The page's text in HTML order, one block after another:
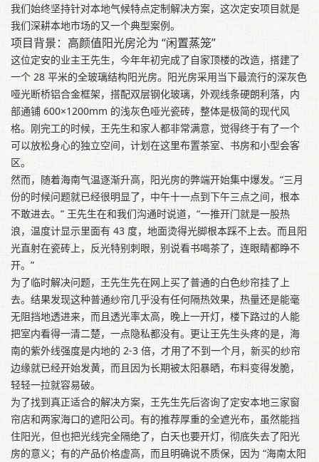
我们始终坚持针对本地气候特点定制解决方案，这次定安项目就是
我们深耕本地市场的又一个典型案例。
项目背景：高颜值阳光房沦为 “闲置蒸笼”
这位定安的业主王先生，今年年初完成了自家顶楼的改造，搭建了
一个 28 平米的全玻璃结构阳光房。阳光房采用当下最流行的深灰色
哑光断桥铝合金框架，搭配双层钢化玻璃，外观线条硬朗利落，内
部通铺 600×1200mm 的浅灰色哑光瓷砖，整体是极简的现代风
格。刚完工的时候，王先生和家人都非常满意，觉得终于有了一个
可以放松身心的独立空间，计划在这里布置茶室、书房和小型会客
区。
然而，随着海南气温逐渐升高，阳光房的弊端开始集中爆发。“三月
份的时候问题就已经很明显了，中午十一点到下午三点之间，根本
不敢进去。” 王先生在和我们沟通时说道，“一推开门就是一股热
浪，温度计显示里面有 43 度，地面烫得光脚根本踩不上去。而且阳
光直射在瓷砖上，反光特别刺眼，别说看书喝茶了，连眼睛都睁不
开。”
为了临时解决问题，王先生先在网上买了普通的白色纱帘挂了上
去。结果发现这种普通纱帘几乎没有任何隔热效果，热量还是能毫
无阻挡地透进来，而且透光率太高，晚上一开灯，楼下路过的人能
把室内看得一清二楚，一点隐私都没有。更让王先生头疼的是，海
南的紫外线强度是内地的 2-3 倍，才用了不到一个月，新买的纱帘
边缘就已经开始发黄，而且因为长期被太阳暴晒，布料变得发脆，
轻轻一拉就容易破。
为了找到真正适合的解决方案，王先生先后咨询了定安本地三家窗
帘店和两家海口的遮阳公司。有的推荐厚重的全遮光布，虽然能挡
住阳光，但也把光线完全隔绝了，白天也要开灯，彻底失去了阳光
房的意义；有的产品价格虚高，而且明确说不质保，因为 “海南太阳